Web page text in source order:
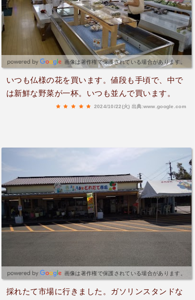
画像は著作権で保護されている場合があります。
いつも仏様の花を買います。値段も手頃で、中で
は新鮮な野菜が一杯。いつも並んで買います。
2024/10/22(火) 出典:www.google.com
画像は著作権で保護されている場合があります。
採れたて市場に行きました。ガソリンスタンドな